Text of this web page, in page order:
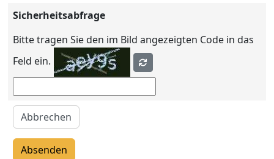
Sicherheitsabfrage
Bitte tragen Sie den im Bild angezeigten Code in das
Feld ein.
Abbrechen
Absenden